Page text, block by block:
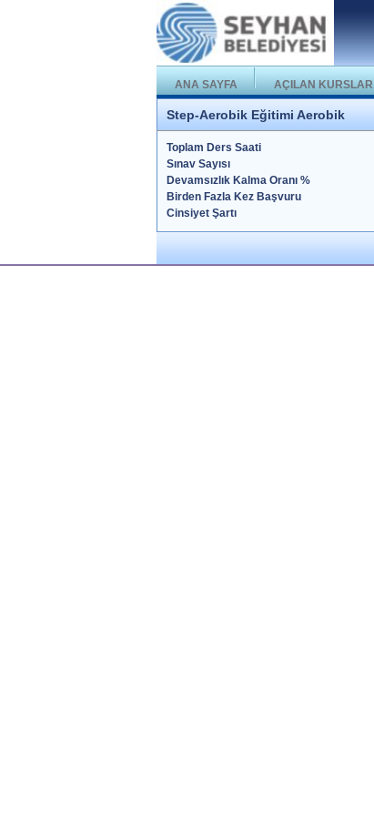
ANA SAYFA AÇILAN KURSLAR
Step-Aerobik Eğitimi Aerobik
Toplam Ders Saati
Sınav Sayısı
Devamsızlık Kalma Oranı %
Birden Fazla Kez Başvuru
Cinsiyet Şartı